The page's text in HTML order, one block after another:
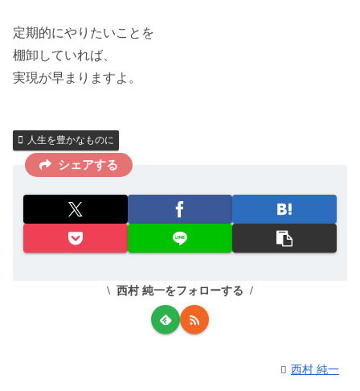
定期的にやりたいことを
棚卸していれば、
実現が早まりますよ。
人生を豊かなものに
シェアする
西村 純一をフォローする
西村 純一